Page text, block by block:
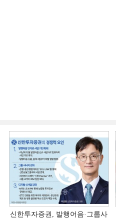
신한투자증권, 발행어음·그룹사